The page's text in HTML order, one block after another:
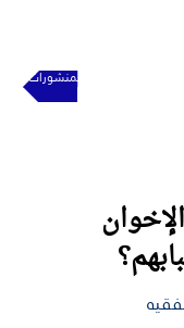
للعودة إلى المنشورات